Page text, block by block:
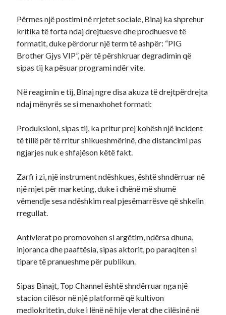
Përmes një postimi në rrjetet sociale, Binaj ka shprehur
kritika të forta ndaj drejtuesve dhe prodhuesve të
formatit, duke përdorur një term të ashpër: “PIG
Brother Gjys VIP”, për të përshkruar degradimin që
sipas tij ka pësuar programi ndër vite.
Në reagimin e tij, Binaj ngre disa akuza të drejtpërdrejta
ndaj mënyrës se si menaxhohet formati:
Produksioni, sipas tij, ka pritur prej kohësh një incident
të tillë për të rritur shikueshmërinë, dhe distancimi pas
ngjarjes nuk e shfajëson këtë fakt.
Zarfi i zi, një instrument ndëshkues, është shndërruar në
një mjet për marketing, duke i dhënë më shumë
vëmendje sesa ndëshkim real pjesëmarrësve që shkelin
rregullat.
Antivlerat po promovohen si argëtim, ndërsa dhuna,
injoranca dhe paaftësia, sipas aktorit, po paraqiten si
tipare të pranueshme për publikun.
Sipas Binajt, Top Channel është shndërruar nga një
stacion cilësor në një platformë që kultivon
mediokritetin, duke i lënë në hije vlerat dhe cilësinë në